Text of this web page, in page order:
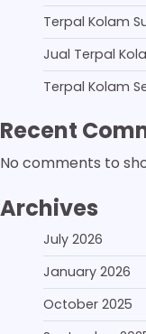
Terpal Kolam
Jual Terpal
Terpal Kolam
Recent
No comments to
Archives
July 2026
January 2026
October 2025